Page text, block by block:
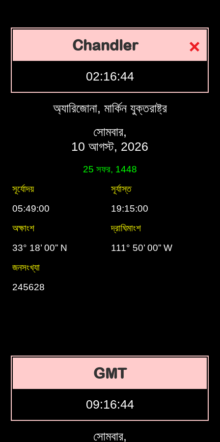
Chandler
02:16:45
অ্যারিজোনা, মার্কিন যুক্তরাষ্ট্র
সোমবার,
10 আগস্ট, 2026
25 সফর, 1448
সূর্যোদয়
সূর্যাস্ত
05:49:00
19:15:00
অক্ষাংশ
দ্রাঘিমাংশ
33° 18’ 00” N
111° 50’ 00” W
জনসংখ্যা
245628
GMT
09:16:45
সোমবার,